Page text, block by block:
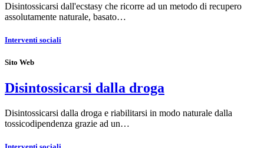
Disintossicarsi dall'ecstasy che ricorre ad un metodo di recupero
assolutamente naturale, basato…
Interventi sociali
Sito Web
Disintossicarsi dalla droga
Disintossicarsi dalla droga e riabilitarsi in modo naturale dalla
tossicodipendenza grazie ad un…